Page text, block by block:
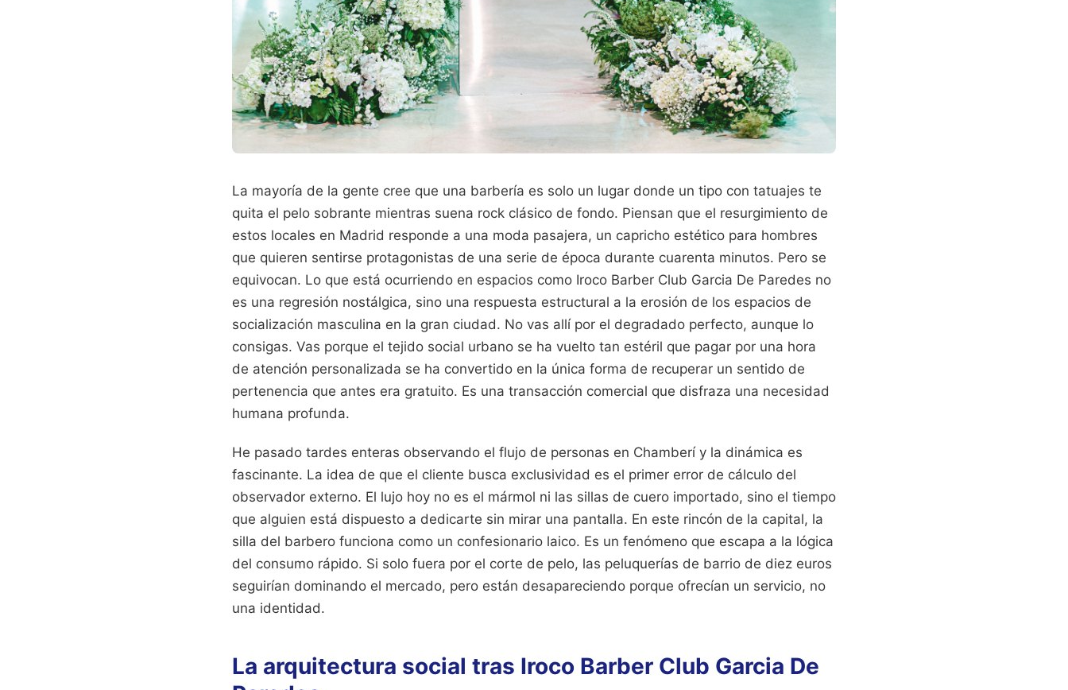
La mayoría de la gente cree que una barbería es solo un lugar donde un tipo con tatuajes te
quita el pelo sobrante mientras suena rock clásico de fondo. Piensan que el resurgimiento de
estos locales en Madrid responde a una moda pasajera, un capricho estético para hombres
que quieren sentirse protagonistas de una serie de época durante cuarenta minutos. Pero se
equivocan. Lo que está ocurriendo en espacios como Iroco Barber Club Garcia De Paredes no
es una regresión nostálgica, sino una respuesta estructural a la erosión de los espacios de
socialización masculina en la gran ciudad. No vas allí por el degradado perfecto, aunque lo
consigas. Vas porque el tejido social urbano se ha vuelto tan estéril que pagar por una hora
de atención personalizada se ha convertido en la única forma de recuperar un sentido de
pertenencia que antes era gratuito. Es una transacción comercial que disfraza una necesidad
humana profunda.
He pasado tardes enteras observando el flujo de personas en Chamberí y la dinámica es
fascinante. La idea de que el cliente busca exclusividad es el primer error de cálculo del
observador externo. El lujo hoy no es el mármol ni las sillas de cuero importado, sino el tiempo
que alguien está dispuesto a dedicarte sin mirar una pantalla. En este rincón de la capital, la
silla del barbero funciona como un confesionario laico. Es un fenómeno que escapa a la lógica
del consumo rápido. Si solo fuera por el corte de pelo, las peluquerías de barrio de diez euros
seguirían dominando el mercado, pero están desapareciendo porque ofrecían un servicio, no
una identidad.
La arquitectura social tras Iroco Barber Club Garcia De